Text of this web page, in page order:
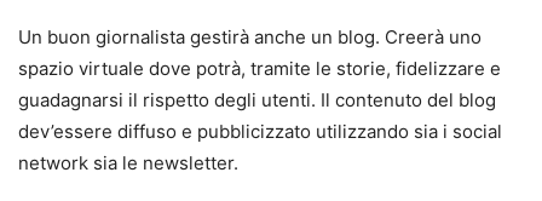
Un buon giornalista gestirà anche un blog. Creerà uno
spazio virtuale dove potrà, tramite le storie, fidelizzare e
guadagnarsi il rispetto degli utenti. Il contenuto del blog
dev’essere diffuso e pubblicizzato utilizzando sia i social
network sia le newsletter.